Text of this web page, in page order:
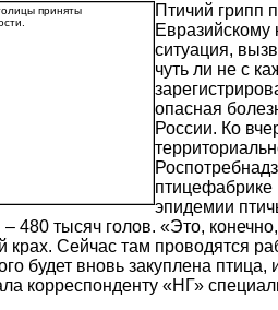
Птичий грипп
Евразийскому
ситуация,
чуть ли не с
опасная
России. Ко
птицефабрике
эпидемии
480 тысяч голов. «Это,
крах. Сейчас там проводятся
будет вновь закуплена
корреспонденту «НГ»